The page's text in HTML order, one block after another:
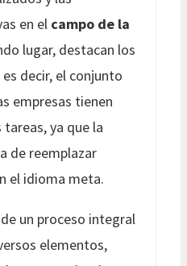
en el campo de la
lugar, destacan los
decir, el conjunto
empresas tienen
tareas, ya que la
de reemplazar
el idioma meta.
un proceso integral
elementos,